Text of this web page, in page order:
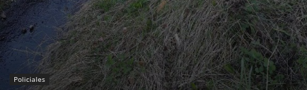
Policiales